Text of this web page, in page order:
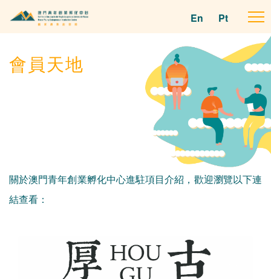
En Pt
會員天地
關於澳門青年創業孵化中心進駐項目介紹，歡迎瀏覽以下連
結查看：